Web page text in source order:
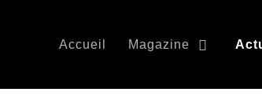
Accueil Magazine